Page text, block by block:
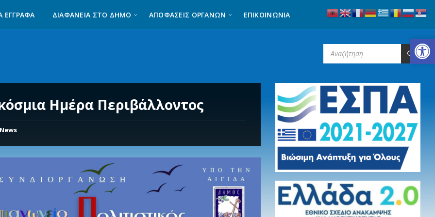
Ανοίξτε τη γραμμή εργαλείων
ΈΓΓΡΑΦΑ ΔΙΑΦΆΝΕΙΑ ΣΤΟ ΔΉΜΟ ΑΠΟΦΑΣΕΙΣ ΟΡΓΑΝΩΝ ΕΠΙΚΟΙΝΩΝΊΑ
Ημέρα Περιβάλλοντος
News